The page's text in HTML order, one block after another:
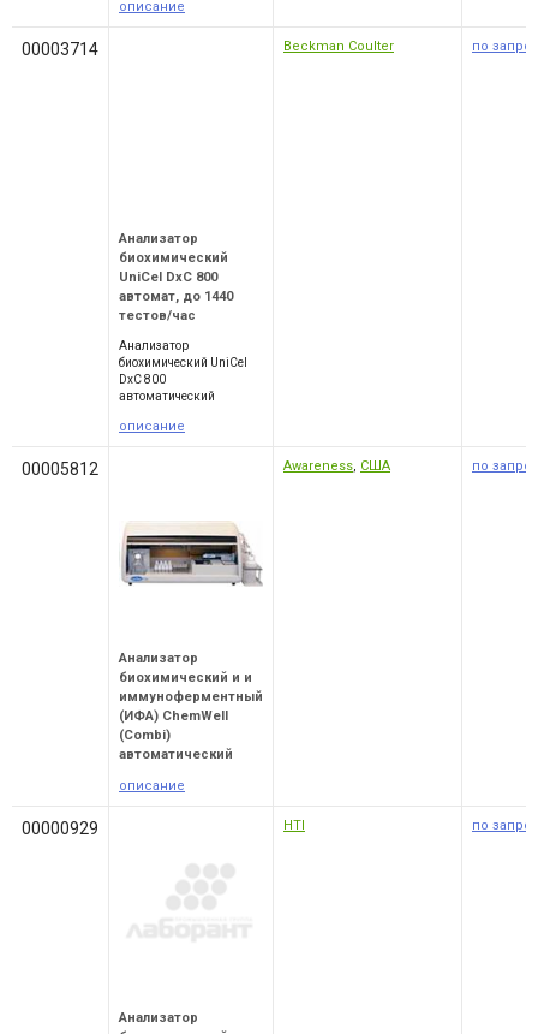
описание
00003714
Анализатор
биохимический
UniCel DxC 800
автомат, до 1440
тестов/час
Анализатор
биохимический UniCel
DxC 800
автоматический
описание
Beckman Coulter по
00005812
Анализатор
биохимический и и
иммуноферментный
(ИФА) ChemWell
(Combi)
автоматический
описание
Awareness, США по
00000929
Анализатор
HTI по